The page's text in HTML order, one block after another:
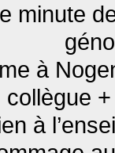
minute
à
collègue
à